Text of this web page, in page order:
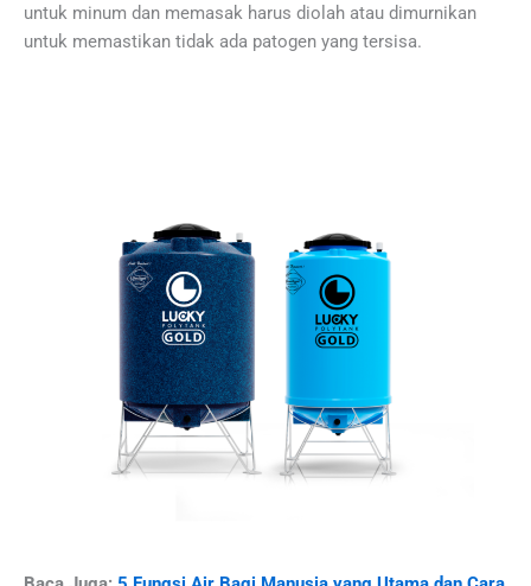
untuk minum dan memasak harus diolah atau dimurnikan
untuk memastikan tidak ada patogen yang tersisa.